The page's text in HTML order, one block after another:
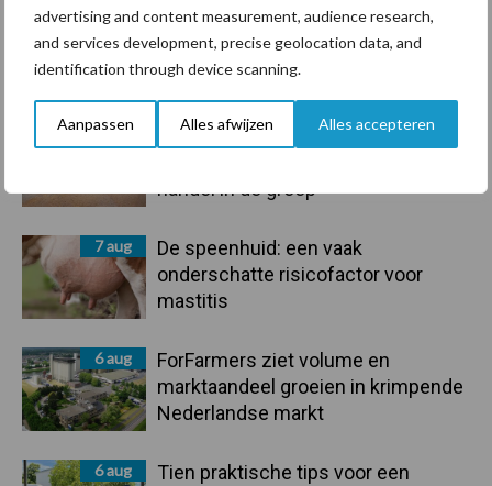
advertising and content measurement, audience research,
and services development, precise geolocation data, and
identification through device scanning.
Aanpassen Alles afwijzen Alles accepteren
Primaire
Sidebar
Recent nieuws Partner nieuws
7 aug
Grondstoffenmarkt blijft grillig:
handel in de greep
7 aug
De speenhuid: een vaak
onderschatte risicofactor voor
mastitis
6 aug
ForFarmers ziet volume en
marktaandeel groeien in krimpende
Nederlandse markt
6 aug
Tien praktische tips voor een